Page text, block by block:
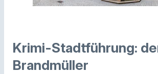
Krimi-Stadtführung:
Brandmüller